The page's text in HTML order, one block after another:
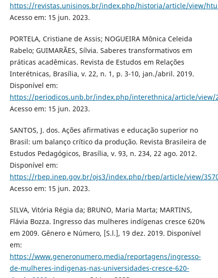
https://revistas.unisinos.br/index.php/historia/article/view/
Acesso em: 15 jun. 2023.
PORTELA, Cristiane de Assis; NOGUEIRA Mônica Celeida
Rabelo; GUIMARÃES, Sílvia. Saberes transformativos em
práticas acadêmicas. Revista de Estudos em Relações
Interétnicas, Brasília, v. 22, n. 1, p. 3-10, jan./abril. 2019.
Disponível em:
https://periodicos.unb.br/index.php/interethnica/article/view/
Acesso em: 15 jun. 2023.
SANTOS, J. dos. Ações afirmativas e educação superior no
Brasil: um balanço crítico da produção. Revista Brasileira de
Estudos Pedagógicos, Brasília, v. 93, n. 234, 22 ago. 2012.
Disponível em:
https://rbep.inep.gov.br/ojs3/index.php/rbep/article/view/
Acesso em: 15 jun. 2023.
SILVA, Vitória Régia da; BRUNO, Maria Marta; MARTINS,
Flávia Bozza. Ingresso das mulheres indígenas cresce 620%
em 2009. Gênero e Número, [S.l.], 19 dez. 2019. Disponível
em:
https://www.generonumero.media/reportagens/ingresso-
de-mulheres-indigenas-nas-universidades-cresce-620-